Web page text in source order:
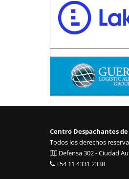
Centro Despachantes
Todos los derechos
Defensa 302 - Ciudad
+54 11 4331 2338